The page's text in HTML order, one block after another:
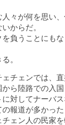
々が何を思い
からだ。
負うことにも
。
ェチェンでは、
ら陸路での入
対してナーバ
報道が多かっ
ェン人の民家